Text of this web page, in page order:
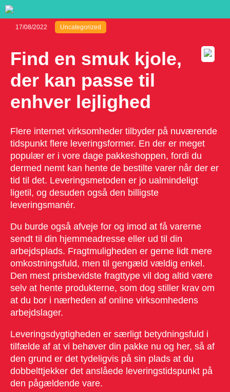
17/08/2022 Uncategorized
Find en smuk kjole,
der kan passe til
enhver lejlighed
Flere internet virksomheder tilbyder på nuværende
tidspunkt flere leveringsformer. En der er meget
populær er i vore dage pakkeshoppen, fordi du
dermed nemt kan hente de bestilte varer når der er
tid til det. Leveringsmetoden er jo ualmindeligt
ligetil, og desuden også den billigste
leveringsmanér.
Du burde også afveje for og imod at få varerne
sendt til din hjemmeadresse eller ud til din
arbejdsplads. Fragtmuligheden er gerne lidt mere
omkostningsfuld, men til gengæld vældig enkel.
Den mest prisbevidste fragttype vil dog altid være
selv at hente produkterne, som dog stiller krav om
at du bor i nærheden af online virksomhedens
arbejdslager.
Leveringsdygtigheden er særligt betydningsfuld i
tilfælde af at vi behøver din pakke nu og her, så af
den grund er det tydeligvis på sin plads at du
dobbelttjekker det anslåede leveringstidspunkt på
den pågældende vare.